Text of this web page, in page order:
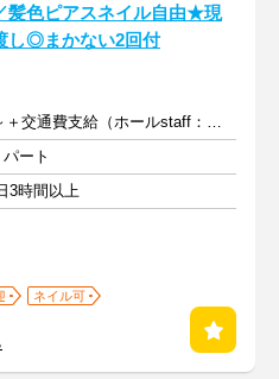
髪色ピアスネイル自由★現
し◎まかない2回付
時給1500円～＋交通費支給（ホールstaff：時給1400円～）
ート
3時間以上
ネイル可